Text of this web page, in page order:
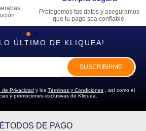
Protegemos tus datos y aseguramos
que tu pago sea confiable.
ÚLTIMO DE KLIQUEA!
SUSCRIBIRME
de Privacidad y los Términos y Condiciones , así como el
y promociones exclusivas de Kliquea.
DE PAGO